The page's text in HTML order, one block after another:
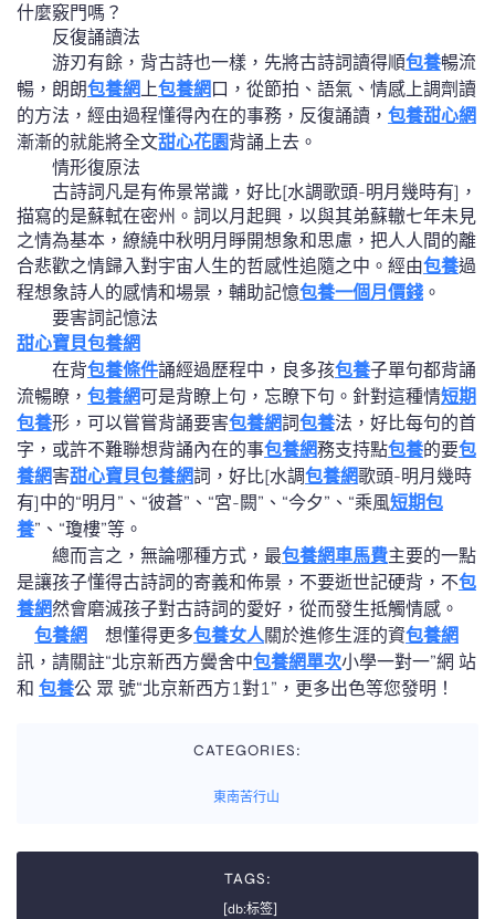
什麼竅門嗎？
反復誦讀法
游刃有餘，背古詩也一樣，先將古詩詞讀得順包養暢流
暢，朗朗包養網上包養網 口，從節拍、語氣、情感上調劑讀
的方法，經由過程懂得內在的事務，反復誦讀， 包養甜心網
漸漸的就能將全文甜心花園背誦上去。
情形復原法
古詩詞凡是有佈景常識，好比[水調歌頭-明月幾時有]，
描寫的是蘇軾在密州。詞以月起興，以與其弟蘇轍七年未見
之情為基本，繚繞中秋明月睜開想象和思慮，把人人間的離
合悲歡之情歸入對宇宙人生的哲感性追隨之中。經由包養過
程想象詩人的感情和場景，輔助記憶包養一個月價錢 。
要害詞記憶法
甜心寶貝包養網
在背包養條件誦經過歷程中，良多孩包養子單句都背誦
流暢瞭， 包養網可是背瞭上句，忘瞭下句。針對這種情短期
包養形，可以嘗嘗背誦要害包養網詞包養法，好比每句的首
字，或許不難聯想背誦內在的事包養網務支持點包養的要包
養網害甜心寶貝包養網詞，好比[水調包養網歌頭-明月幾時
有]中的“明月”、“彼蒼”、“宮-闕”、“今夕”、“乘風短期包
養”、“瓊樓”等。
總而言之，無論哪種方式，最包養網車馬費主要的一點
是讓孩子懂得古詩詞的寄義和佈景，不要逝世記硬背，不包
養網然會磨滅孩子對古詩詞的愛好，從而發生抵觸情感。
包養網 想懂得更多包養女人關於進修生涯的資包養網
訊，請關註“北京新西方黌舍中包養網單次小學一對一”網 站
和 包養公 眾 號“北京新西方1對1”，更多出色等您發明！
CATEGORIES:
東南苦行山
TAGS:
[db:标签]